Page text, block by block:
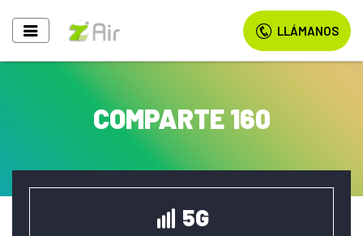
LLÁMANOS
COMPARTE 160
5G